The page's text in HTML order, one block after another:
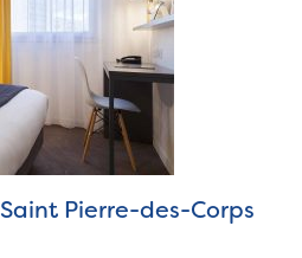
Pierre-des-Corps